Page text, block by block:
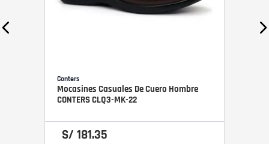
Conters
Mocasines Casuales De Cuero Hombre
CONTERS CLQ3-MK-22
S/ 181.35